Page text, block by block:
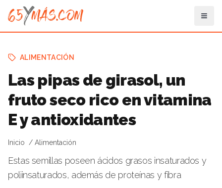
ALIMENTACIÓN
Las pipas de girasol, un
fruto seco rico en vitamina
E y antioxidantes
Inicio Alimentación
Estas semillas poseen ácidos grasos insaturados y
poliinsaturados, además de proteínas y fibra